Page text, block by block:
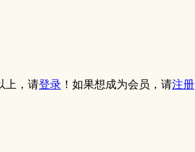
上，请登录 ！如果想成为会员，请注册